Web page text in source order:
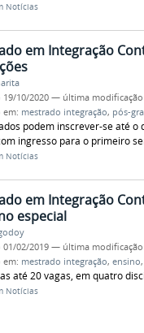
Notícias
em Integração
19/10/2020 — última modificação
mestrado integração, pós-
podem inscrever-se até
ingresso para o primeiro
Notícias
em Integração
especial
01/02/2019 — última modificação
mestrado integração, ensino,
até 20 vagas, em quatro
Notícias